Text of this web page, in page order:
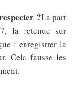
?La part
la retenue sur
: enregistrer la
Cela fausse les